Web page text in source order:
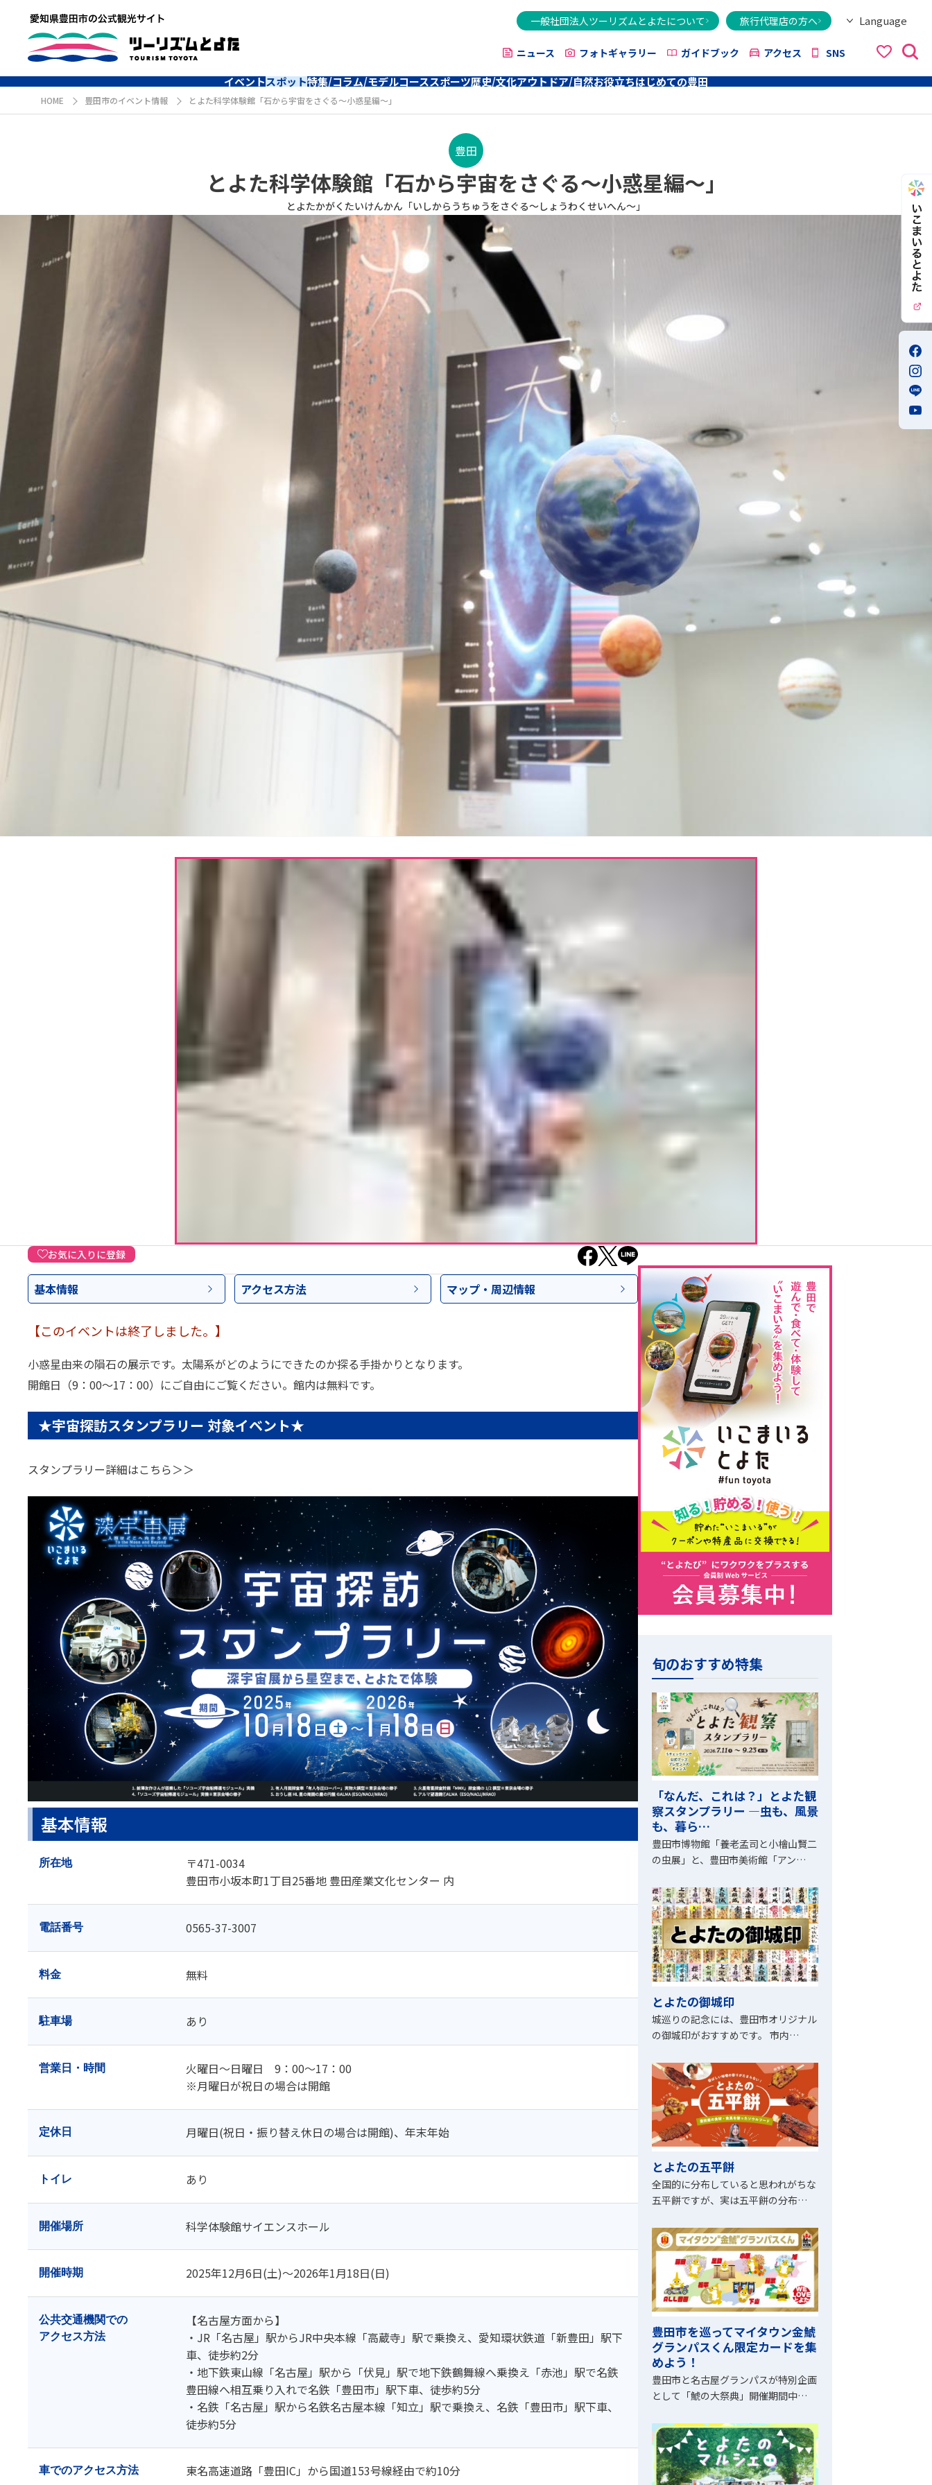
一般社団法人ツーリズムとよたについて 旅行代理店の方へ
Language
ქართული
ニュース フォトギャラリー ガイドブック アクセス SNS
イベントスポット特集/コラム/モデルコーススポーツ歴史/文化アウトドア/自然お役立ちはじめての豊田
HOME 豊田市のイベント情報 とよた科学体験館「石から宇宙をさぐる～小惑星編～」
豊田
とよた科学体験館「石から宇宙をさぐる～小惑星編～」
とよたかがくたいけんかん「いしからうちゅうをさぐる～しょうわくせいへん～」
お気に入りに登録
基本情報 アクセス方法 マップ・周辺情報
【このイベントは終了しました。】
小惑星由来の隕石の展示です。太陽系がどのようにできたのか探る手掛かりとなります。
開館日（9：00～17：00）にご自由にご覧ください。館内は無料です。
★宇宙探訪スタンプラリー 対象イベント★
スタンプラリー詳細はこちら＞＞
基本情報
所在地
〒471-0034
豊田市小坂本町1丁目25番地 豊田産業文化センター 内
電話番号 0565-37-3007
料金 無料
駐車場 あり
営業日・時間
火曜日～日曜日 9：00〜17：00
※月曜日が祝日の場合は開館
定休日 月曜日(祝日・振り替え休日の場合は開館)、年末年始
トイレ あり
開催場所 科学体験館サイエンスホール
開催時期 2025年12月6日(土)～2026年1月18日(日)
公共交通機関での
アクセス方法
【名古屋方面から】
・JR「名古屋」駅からJR中央本線「高蔵寺」駅で乗換え、愛知環状鉄道「新豊田」駅下
車、徒歩約2分
・地下鉄東山線「名古屋」駅から「伏見」駅で地下鉄鶴舞線へ乗換え「赤池」駅で名鉄
豊田線へ相互乗り入れで名鉄「豊田市」駅下車、徒歩約5分
・名鉄「名古屋」駅から名鉄名古屋本線「知立」駅で乗換え、名鉄「豊田市」駅下車、
徒歩約5分
車でのアクセス方法 東名高速道路「豊田IC」から国道153号線経由で約10分
旬のおすすめ特集
「なんだ、これは？」とよた観
察スタンプラリー ―虫も、風景
も、暮ら…
豊田市博物館「養老孟司と小檜山賢二
の虫展」と、豊田市美術館「アン…
とよたの御城印
城巡りの記念には、豊田市オリジナル
の御城印がおすすめです。 市内…
とよたの五平餅
全国的に分布していると思われがちな
五平餅ですが、実は五平餅の分布…
豊田市を巡ってマイタウン金鯱
グランパスくん限定カードを集
めよう！
豊田市と名古屋グランパスが特別企画
として「鯱の大祭典」開催期間中…